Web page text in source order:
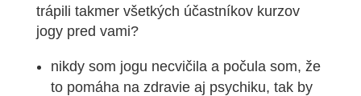
trápili takmer všetkých účastníkov kurzov
jogy pred vami?
nikdy som jogu necvičila a počula som, že
to pomáha na zdravie aj psychiku, tak by